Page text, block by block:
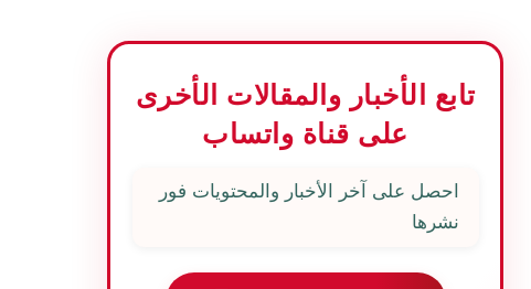
تابع الأخبار والمقالات الأخرى
على قناة واتساب
احصل على آخر الأخبار والمحتويات فور
نشرها